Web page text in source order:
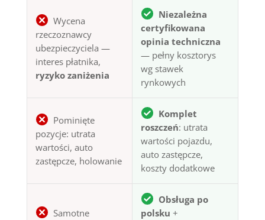
Wycena
rzeczoznawcy
ubezpieczyciela —
interes płatnika,
ryzyko zaniżenia
Niezależna
certyfikowana
opinia techniczna
— pełny kosztorys
wg stawek
rynkowych
Pominięte
pozycje: utrata
wartości, auto
zastępcze, holowanie
Komplet
roszczeń: utrata
wartości pojazdu,
auto zastępcze,
koszty dodatkowe
Samotne
Obsługa po
polsku +